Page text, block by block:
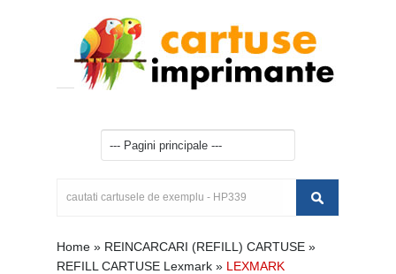
Home » REINCARCARI (REFILL) CARTUSE »
REFILL CARTUSE Lexmark » LEXMARK